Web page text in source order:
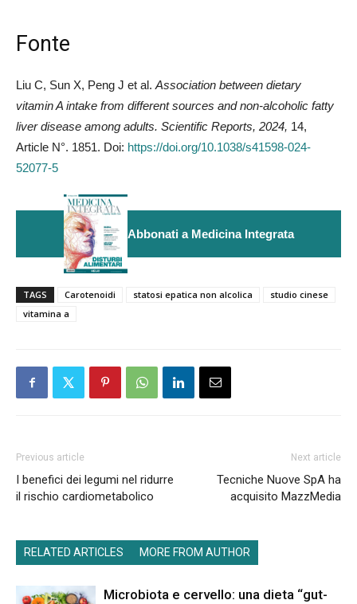
Fonte
Liu C, Sun X, Peng J et al. Association between dietary
vitamin A intake from different sources and non-alcoholic fatty
liver disease among adults. Scientific Reports, 2024, 14,
Article N°. 1851. Doi: https://doi.org/10.1038/s41598-024-
52077-5
Abbonati a Medicina Integrata
TAGS Carotenoidi statosi epatica non alcolica
studio cinese
vitamina a
Previous article
I benefici dei legumi nel ridurre
il rischio cardiometabolico
Next article
Tecniche Nuove SpA ha
acquisito MazzMedia
RELATED ARTICLES MORE FROM AUTHOR
Microbiota e cervello: una dieta “gut-